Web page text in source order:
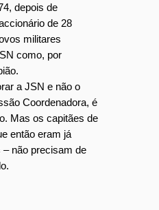
depois de
de 28
militares
como, por
a JSN e não o
Coordenadora, é
Mas os capitães de
então eram já
não precisam de